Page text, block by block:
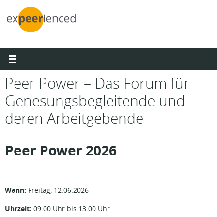
Inhalt
springen
Peer Power – Das Forum für
Genesungsbegleitende und
deren Arbeitgebende
Peer Power 2026
Wann: Freitag, 12.06.2026
Uhrzeit: 09:00 Uhr bis 13:00 Uhr